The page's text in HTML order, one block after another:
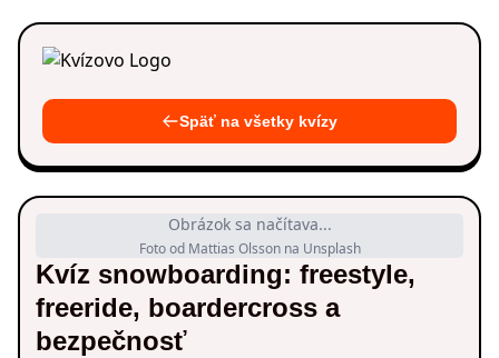
Späť na všetky kvízy
Obrázok sa načítava...
Foto od Mattias Olsson na Unsplash
Kvíz snowboarding: freestyle,
freeride, boardercross a
bezpečnosť